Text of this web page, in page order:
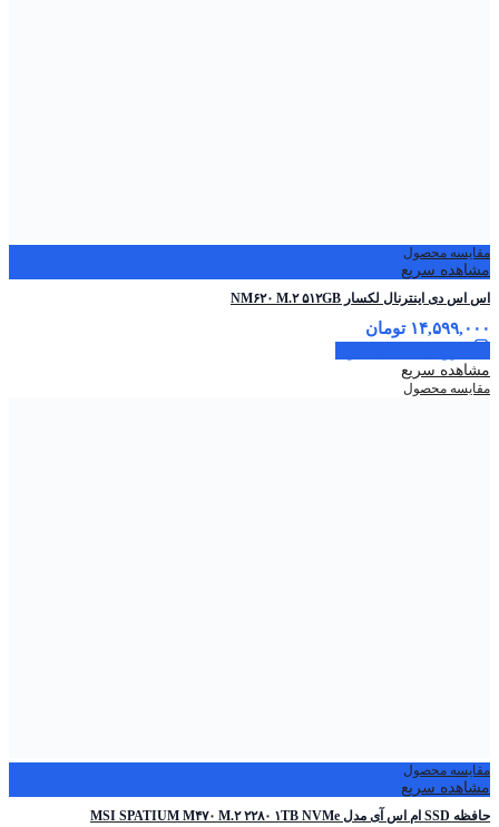
مقایسه محصول
مشاهده سریع
اس ‌اس ‌دی اینترنال لکسار NM۶۲۰ M.۲ ۵۱۲GB
۱۴,۵۹۹,۰۰۰ تومان
مشاهده سریع
مقایسه محصول
مقایسه محصول
مشاهده سریع
حافظه SSD ام اس آی مدل MSI SPATIUM M۴۷۰ M.۲ ۲۲۸۰ ۱TB NVMe